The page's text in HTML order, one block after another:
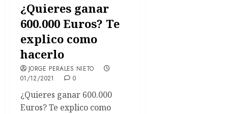
¿Quieres ganar
600.000 Euros? Te
explico como
hacerlo
JORGE PERALES NIETO
01/12/2021
0
¿Quieres ganar 600.000
Euros? Te explico como